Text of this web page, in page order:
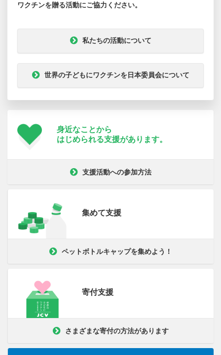
ワクチンを贈る活動にご協力ください。
私たちの活動について
世界の子どもにワクチンを日本委員会について
身近なことから
はじめられる支援があります。
支援活動への参加方法
集めて支援
ペットボトルキャップを集めよう！
寄付支援
さまざまな寄付の方法があります